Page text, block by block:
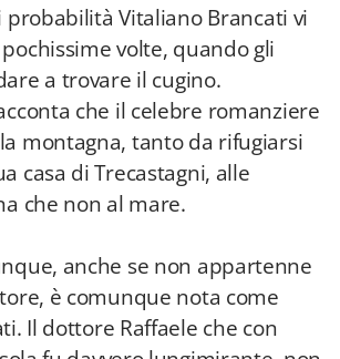
probabilità Vitaliano Brancati vi
volte, quando gli
a trovare il cugino.
che il celebre romanziere
montagna, tanto da rifugiarsi
casa di Trecastagni, alle
che non al mare.
anche se non appartenne
è comunque nota come
Il dottore Raffaele che con